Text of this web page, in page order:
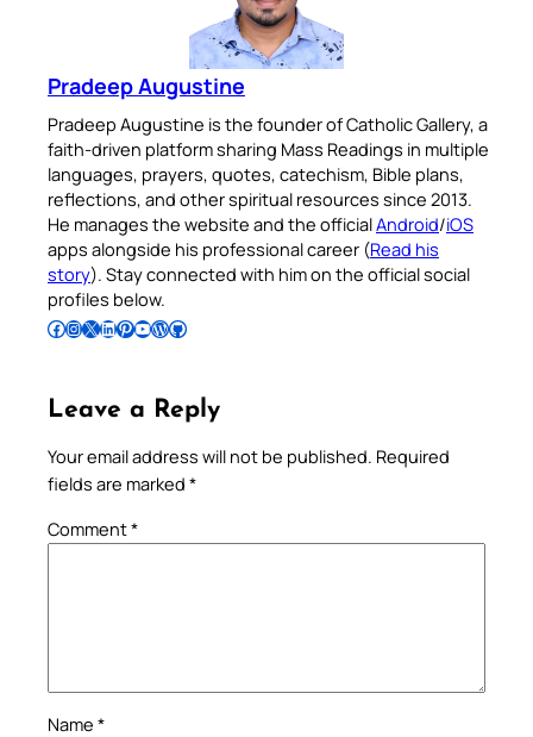
Pradeep Augustine
Pradeep Augustine is the founder of Catholic Gallery, a
faith-driven platform sharing Mass Readings in multiple
languages, prayers, quotes, catechism, Bible plans,
reflections, and other spiritual resources since 2013.
He manages the website and the officialAndroid/iOS
apps alongside his professional career (Read his
story). Stay connected with him on the official social
profiles below.
Follow Pradeep on Facebook Follow Pradeep on InstagramFollow Pradeep on X Follow Pradeep on LinkedIn Follow Pradeep on Pinterest Subscribe to Pradeep’s Youtube Channel Follow Pradeep on WordPress Follow Pradeep on GitHub
Leave a Reply
Your email address will not be published. Required
fields are marked *
Comment*
Name *